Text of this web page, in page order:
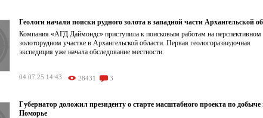
Геологи начали поиски рудного золота в западной части Архангельской
Компания «АГД Даймондс» приступила к поисковым работам на перспективном
золоторудном участке в Архангельской области. Первая геологоразведочная
экспедиция уже начала обследование местности.
04.07.25 14:43 28431 3
Губернатор доложил президенту о старте масштабного проекта по добыче
Поморье